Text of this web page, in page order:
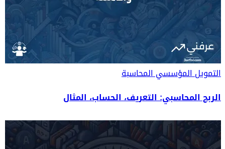
التمويل المؤسسيالمحاسبة
الربح المحاسبي: التعريف، الحساب، المثال